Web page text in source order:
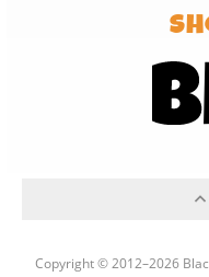
Copyright © 2012–2026